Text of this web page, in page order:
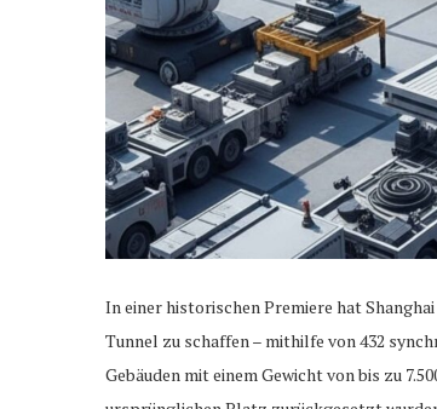
In einer historischen Premiere hat
Tunnel zu schaffen – mithilfe von 432
Gebäuden mit einem Gewicht von bis zu